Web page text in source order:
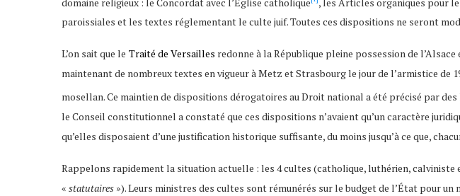
paroissiales et les textes réglementant le culte juif. Toutes ces dispositions ne seront
L’on sait que le Traité de Versailles redonne à la République pleine possession de
maintenant de nombreux textes en vigueur à Metz et Strasbourg le jour de l’armistice
mosellan. Ce maintien de dispositions dérogatoires au Droit national a été précisé par des
le Conseil constitutionnel a constaté que ces dispositions n’avaient qu’un caractère
qu’elles disposaient d’une justification historique suffisante, du moins jusqu’à ce que,
Rappelons rapidement la situation actuelle : les 4 cultes (catholique, luthérien, calviniste
« statutaires »). Leurs ministres des cultes sont rémunérés sur le budget de l’État pour